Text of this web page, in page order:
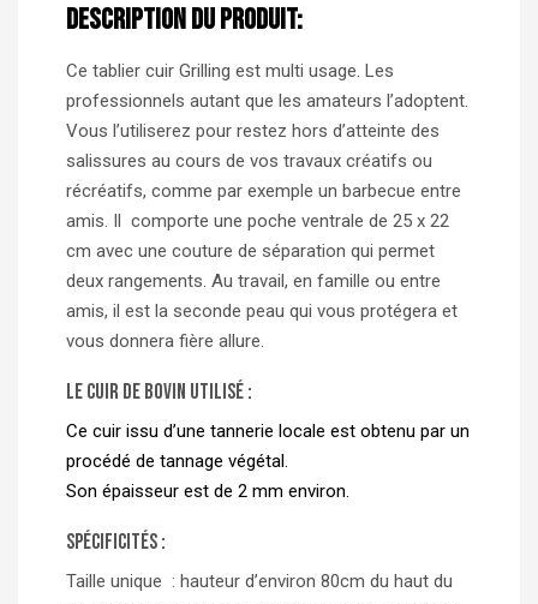
Description du produit:
Ce tablier cuir Grilling est multi usage. Les
professionnels autant que les amateurs l’adoptent.
Vous l’utiliserez pour restez hors d’atteinte des
salissures au cours de vos travaux créatifs ou
récréatifs, comme par exemple un barbecue entre
amis. Il comporte une poche ventrale de 25 x 22
cm avec une couture de séparation qui permet
deux rangements. Au travail, en famille ou entre
amis, il est la seconde peau qui vous protégera et
vous donnera fière allure.
Le cuir de bovin utilisé :
Ce cuir issu d’une tannerie locale est obtenu par un
procédé de tannage végétal.
Son épaisseur est de 2 mm environ.
Spécificités :
Taille unique : hauteur d’environ 80cm du haut du